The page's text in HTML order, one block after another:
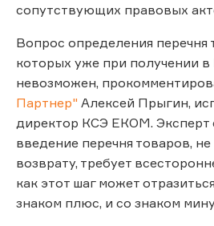
сопутствующих правовых
Вопрос определения перечня
которых уже при получении
невозможен,
Партнер" Алексей Прыгин,
директор КСЭ ЕКОМ. Эксперт
введение перечня товаров,
возврату, требует
как этот шаг может
знаком плюс, и со знаком